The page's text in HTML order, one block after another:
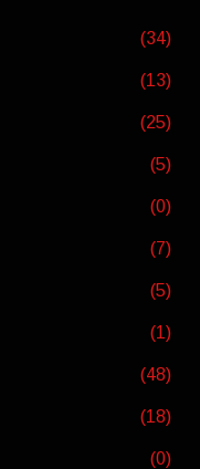
(34)
(13)
(25)
(5)
(0)
(7)
(5)
(1)
(48)
(18)
(0)